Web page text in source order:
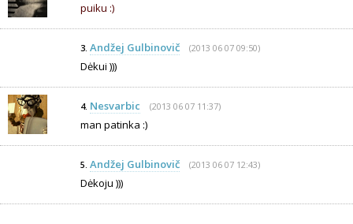
puiku :)
3. Andžej Gulbinovič (2013 06 07 09:50)
Dėkui )))
4. Nesvarbic (2013 06 07 11:37)
man patinka :)
5. Andžej Gulbinovič (2013 06 07 12:43)
Dėkoju )))